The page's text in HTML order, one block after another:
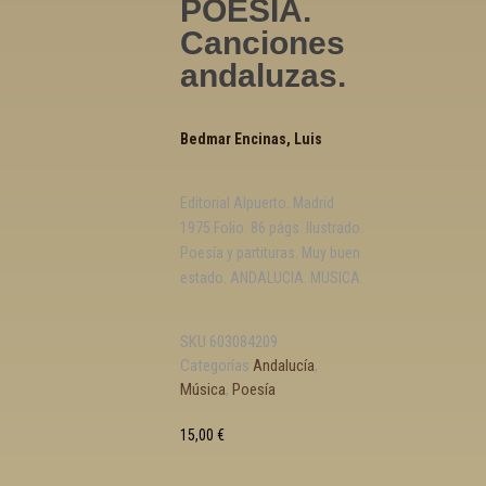
POESIA.
Canciones
andaluzas.
Bedmar Encinas, Luis
Editorial Alpuerto. Madrid
1975.Folio. 86 págs. Ilustrado.
Poesía y partituras. Muy buen
estado. ANDALUCIA. MUSICA.
SKU 603084209
Categorías Andalucía,
Música, Poesía
15,00 €